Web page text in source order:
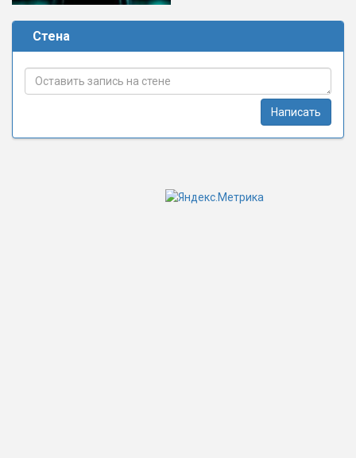
Стена
Написать